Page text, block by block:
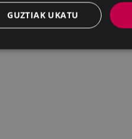
GUZTIAK UKATU